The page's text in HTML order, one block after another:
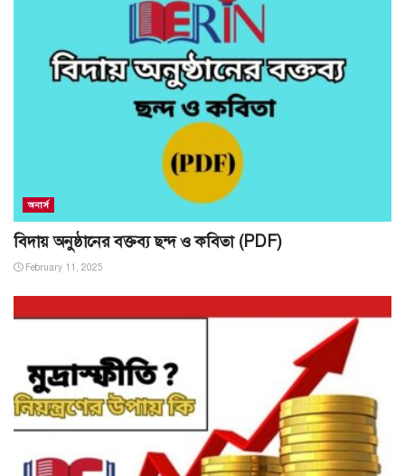
অনার্স
বিদায় অনুষ্ঠানের বক্তব্য ছন্দ ও কবিতা (PDF)
February 11, 2025